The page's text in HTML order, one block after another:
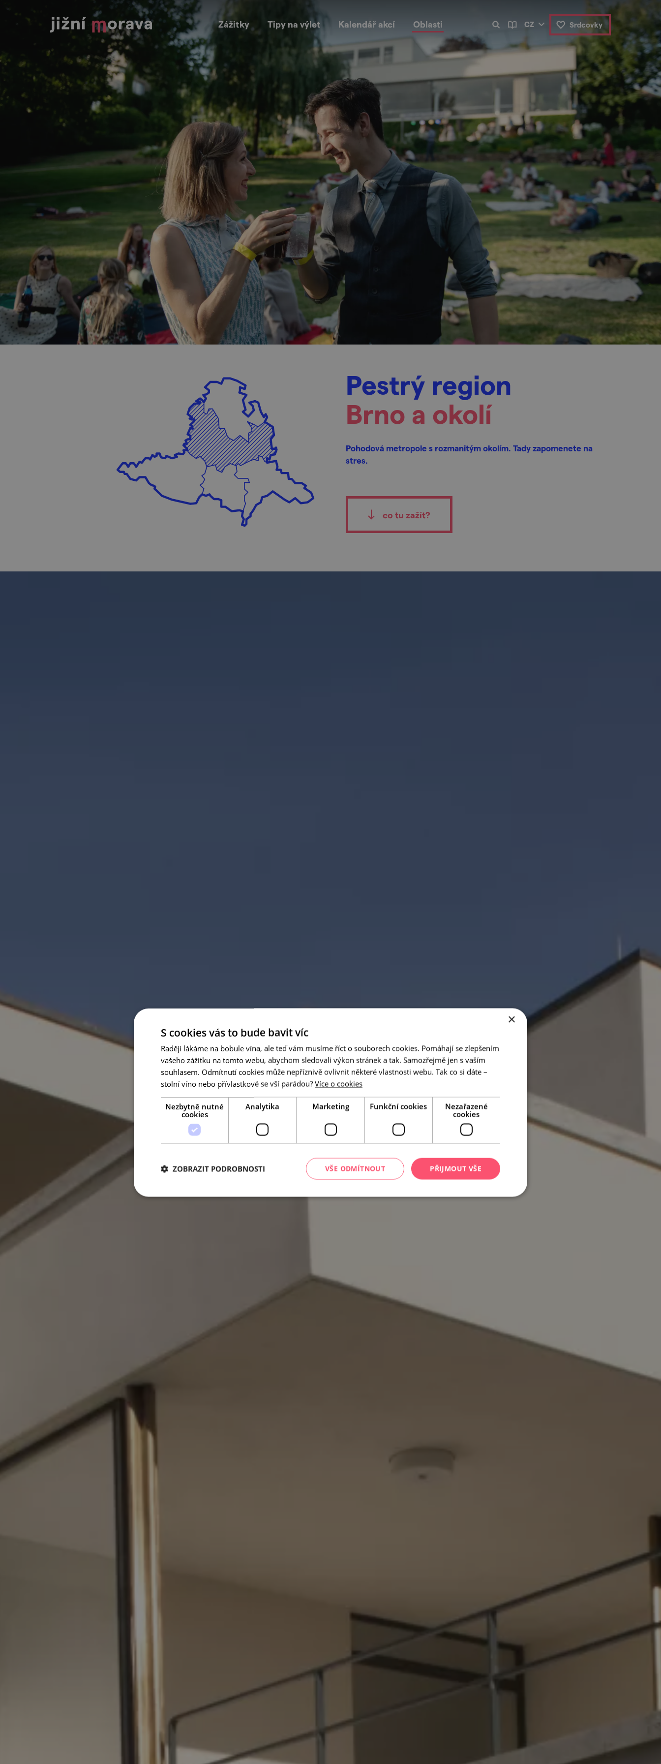
Zážitky Tipy na výlet Kalendář akcí Oblasti CZ Srdcovky
Pestrý region
Brno a okolí
Pohodová metropole s rozmanitým okolím. Tady zapomenete na
stres.
co tu zažít?
×
S cookies vás to bude bavit víc
Raději lákáme na bobule vína, ale teď vám musíme říct o souborech cookies. Pomáhají se zlepšením
vašeho zážitku na tomto webu, abychom sledovali výkon stránek a tak. Samozřejmě jen s vaším
souhlasem. Odmítnutí cookies může nepříznivě ovlivnit některé vlastnosti webu. Tak co si dáte –
stolní víno nebo přívlastkové se vší parádou? Více o cookies
Nezbytně nutné
cookies
Analytika Marketing Funkční cookies
Nezařazené
cookies
PŘIJMOUT VŠE
VŠE ODMÍTNOUT
ZOBRAZIT PODROBNOSTI